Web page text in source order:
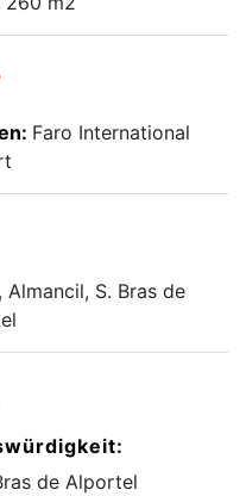
Faro International
Almancil, S. Bras de
de Alportel